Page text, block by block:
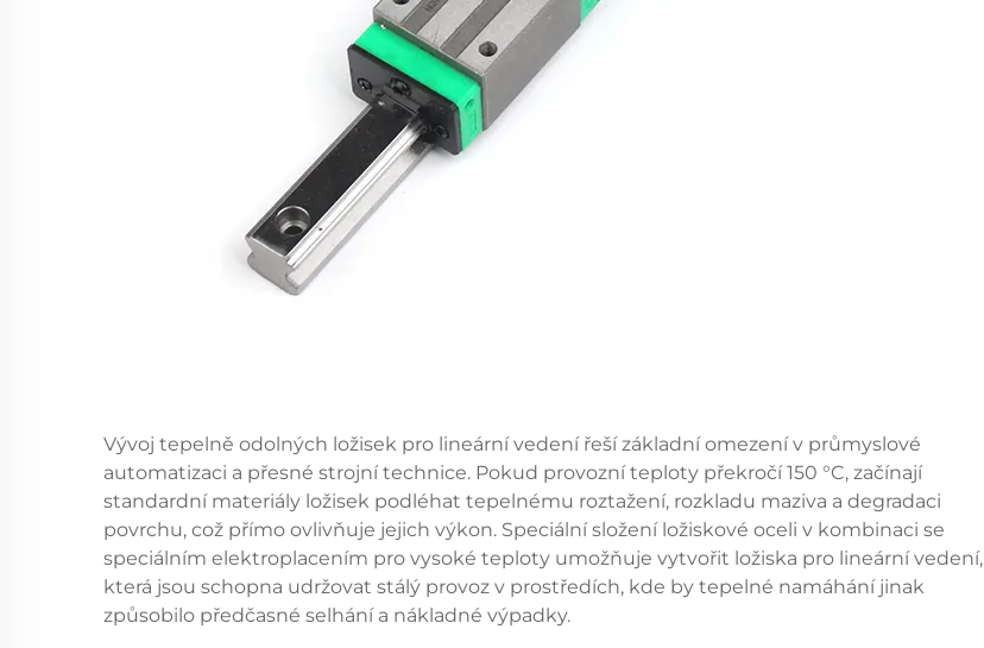
Vývoj tepelně odolných ložisek pro lineární vedení řeší základní omezení v průmyslové
automatizaci a přesné strojní technice. Pokud provozní teploty překročí 150 °C, začínají
standardní materiály ložisek podléhat tepelnému roztažení, rozkladu maziva a degradaci
povrchu, což přímo ovlivňuje jejich výkon. Speciální složení ložiskové oceli v kombinaci se
speciálním elektroplacením pro vysoké teploty umožňuje vytvořit ložiska pro lineární vedení,
která jsou schopna udržovat stálý provoz v prostředích, kde by tepelné namáhání jinak
způsobilo předčasné selhání a nákladné výpadky.